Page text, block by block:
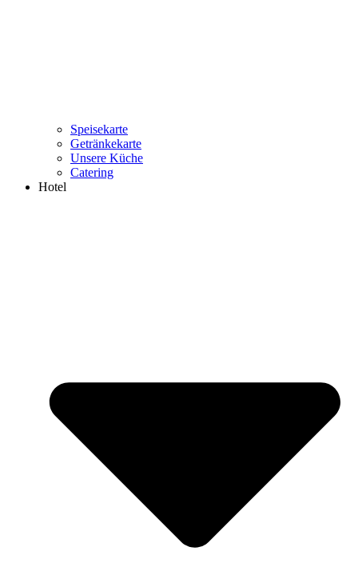
Speisekarte
Getränkekarte
Unsere Küche
Catering
Hotel